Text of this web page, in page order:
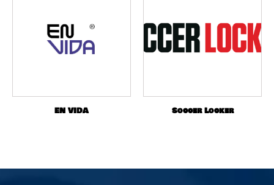
EN VIDA Soccer Locker